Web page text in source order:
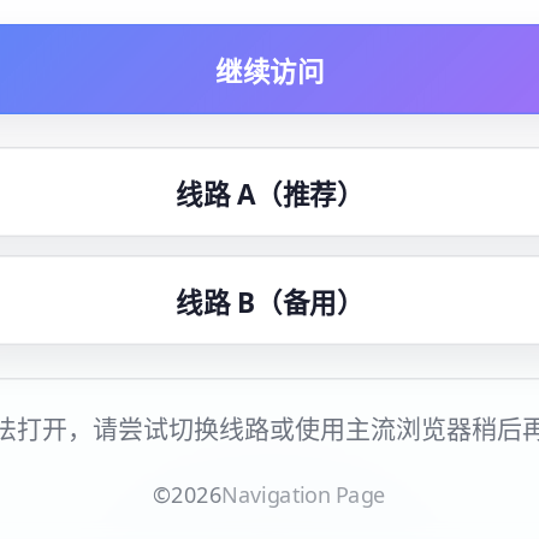
继续访问
线路 A（推荐）
线路 B（备用）
打开，请尝试切换线路或使用主流浏览器稍后
©2026Navigation Page